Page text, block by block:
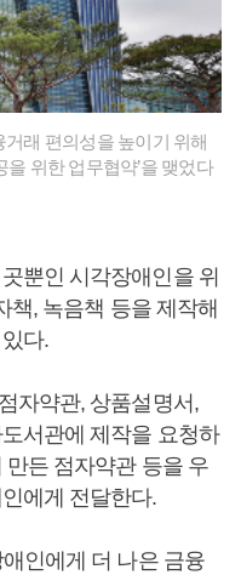
래 편의성을 높이기 위해
위한 업무협약’을 맺었다
뿐인 시각장애인을 위
책, 녹음책 등을 제작해
다.
자약관, 상품설명서,
서관에 제작을 요청하
든 점자약관 등을 우
에게 전달한다.
인에게 더 나은 금융